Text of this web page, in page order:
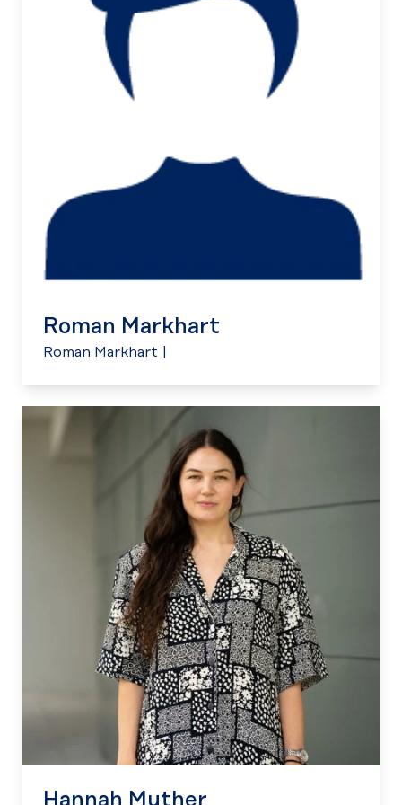
Roman Markhart
Roman Markhart